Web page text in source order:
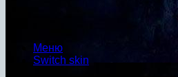
Меню
Switch skin